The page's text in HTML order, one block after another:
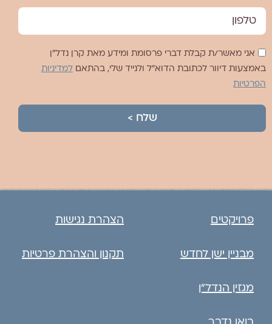
אני מאשר/ת קבלת דברי פרסומת ומידע מאת קרן נדל"ן
באמצעות דיוור לכתובת הדוא"ל ולנייד שלי, בהתאם למדיניות
הפרטיות
שלח >
פרויקטים
מבניין ישן לחדש
מגזין הנדל״ן
הצהרת נגישות
תקנון והצהרת פרטיות